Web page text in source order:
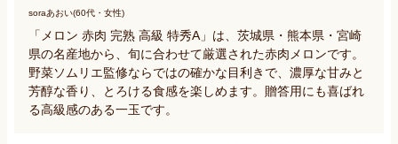
soraあおい(60代・女性)
「メロン 赤肉 完熟 高級 特秀A」は、茨城県・熊本県・宮崎
県の名産地から、旬に合わせて厳選された赤肉メロンです。
野菜ソムリエ監修ならではの確かな目利きで、濃厚な甘みと
芳醇な香り、とろける食感を楽しめます。贈答用にも喜ばれ
る高級感のある一玉です。